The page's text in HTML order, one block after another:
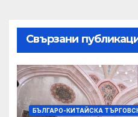
Свързани
БЪЛГАРО-КИТАЙСКА